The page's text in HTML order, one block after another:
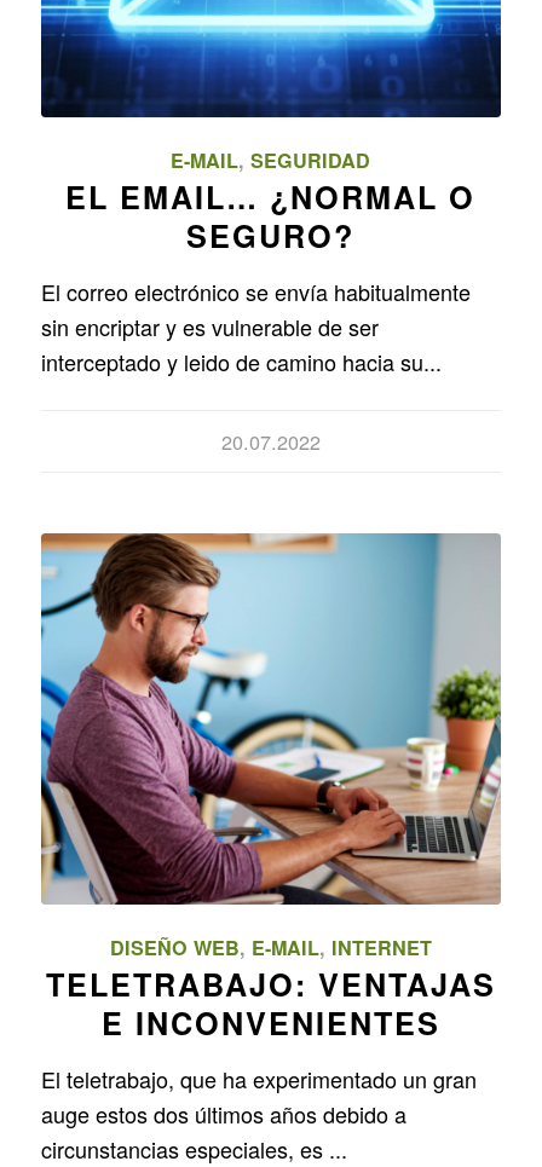
E-MAIL,SEGURIDAD
EL EMAIL… ¿NORMAL O
SEGURO?
El correo electrónico se envía habitualmente
sin encriptar y es vulnerable de ser
interceptado y leido de camino hacia su...
20.07.2022
DISEÑO WEB, E-MAIL, INTERNET
TELETRABAJO: VENTAJAS
E INCONVENIENTES
El teletrabajo, que ha experimentado un gran
auge estos dos últimos años debido a
circunstancias especiales, es ...